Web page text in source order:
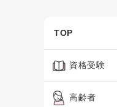
TOP
資格受験
ケアマネジ
高齢者